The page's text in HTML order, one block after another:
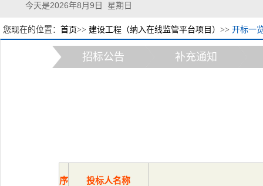
今天是2026年8月9日 星期日
您现在的位置： 首页>> 建设工程（纳入在线监管平台项目） >> 开标一
招标公告 补充通知
序 投标人名称